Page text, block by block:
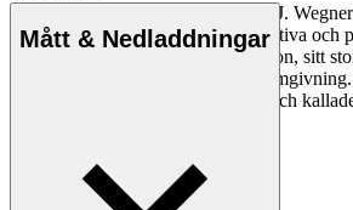
Läs mer
Den danske möbeldesignern Hans J.
vara en av de mest kreativa, innovativa
genom tiderna, känd för sin precision, sitt
och sin kompromisslösa syn på
nästan 500 stolar under sin livstid och
Läs mer om Hans J. Wegner
Mått & Nedladdningar